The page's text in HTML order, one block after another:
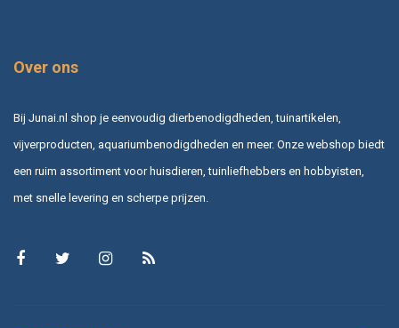
Over ons
Bij Junai.nl shop je eenvoudig dierbenodigdheden, tuinartikelen,
vijverproducten, aquariumbenodigdheden en meer. Onze webshop biedt
een ruim assortiment voor huisdieren, tuinliefhebbers en hobbyisten,
met snelle levering en scherpe prijzen.